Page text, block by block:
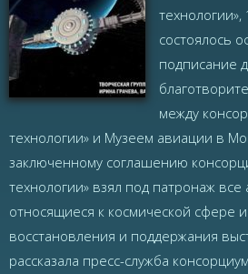
состоялось
подписание
между
технологии» и Музеем авиации в
заключенному соглашению
технологии» взял под патронаж
относящиеся к космической сфере
восстановления и поддержания
рассказала пресс-служба